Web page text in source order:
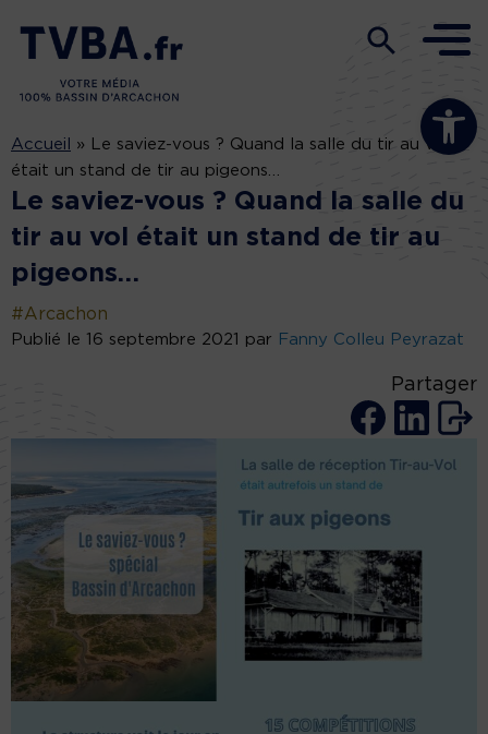
Ouvrir la
Accueil »
Le saviez-vous ? Quand la salle du tir au vol
était un stand de tir au pigeons…
Le saviez-vous ? Quand la salle du
tir au vol était un stand de tir au
pigeons…
#Arcachon
Publié le 16 septembre 2021 par Fanny Colleu Peyrazat
Partager